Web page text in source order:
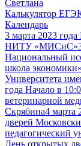
Светлана
Калькулятор ЕГЭ
Календарь
3 марта 2023
НИТУ «МИСиС»
Национальный
школа экономики»
Университета
года Начало в
ветеринарной
Скрябина4 марта
дверей
педагогический
День открытых